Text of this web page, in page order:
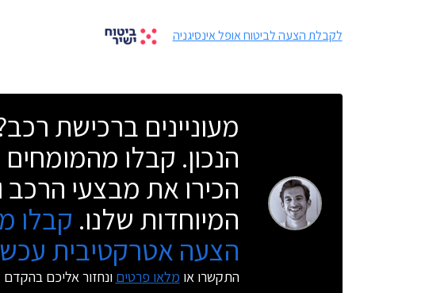
לקבלת הצעה לביטוח אופל אינסיגניה
מעוניינים ברכישת
הנכון. קבלו מהמומחים
הכירו את מבצעי הרכב
המיוחדות שלנו. קבלו
הצעה אטרקטיבית
התקשרו או מלאו פרטים ונחזור אליכם בהקדם